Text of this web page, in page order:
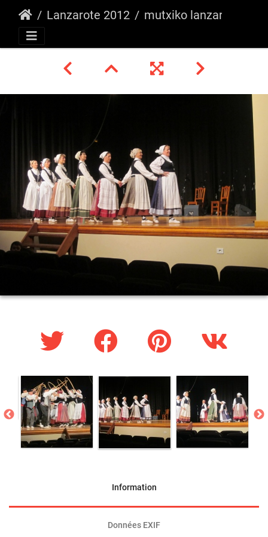
Lanzarote 2012 mutxiko lanzarote 2 -azaroa 2012 049
Information
Données EXIF